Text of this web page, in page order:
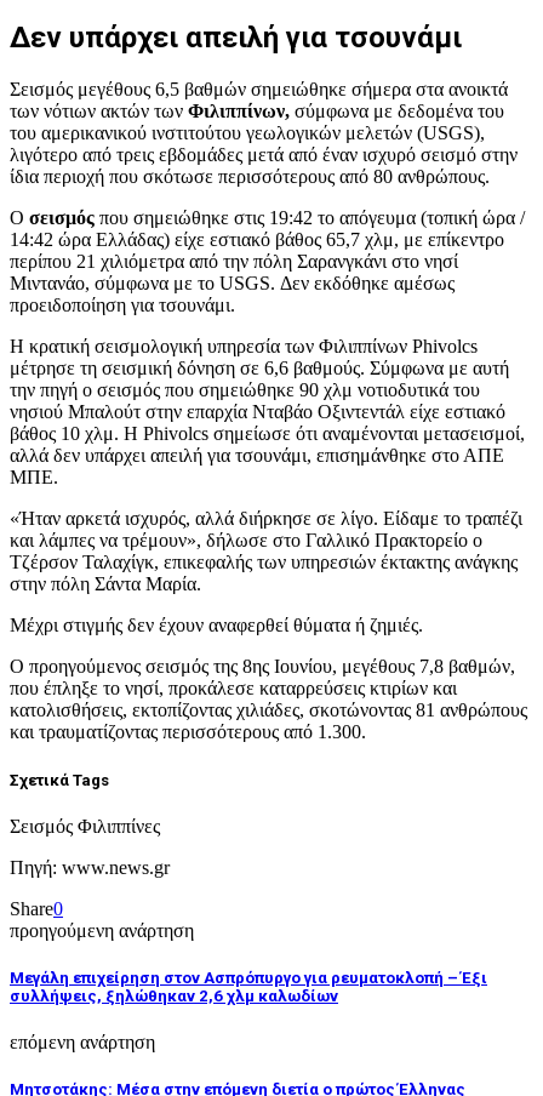
Δεν υπάρχει απειλή για τσουνάμι
Σεισμός μεγέθους 6,5 βαθμών σημειώθηκε σήμερα στα ανοικτά
των νότιων ακτών των Φιλιππίνων, σύμφωνα με δεδομένα του
του αμερικανικού ινστιτούτου γεωλογικών μελετών (USGS),
λιγότερο από τρεις εβδομάδες μετά από έναν ισχυρό σεισμό στην
ίδια περιοχή που σκότωσε περισσότερους από 80 ανθρώπους.
Ο σεισμός που σημειώθηκε στις 19:42 το απόγευμα (τοπική ώρα /
14:42 ώρα Ελλάδας) είχε εστιακό βάθος 65,7 χλμ, με επίκεντρο
περίπου 21 χιλιόμετρα από την πόλη Σαρανγκάνι στο νησί
Μιντανάο, σύμφωνα με το USGS. Δεν εκδόθηκε αμέσως
προειδοποίηση για τσουνάμι.
Η κρατική σεισμολογική υπηρεσία των Φιλιππίνων Phivolcs
μέτρησε τη σεισμική δόνηση σε 6,6 βαθμούς. Σύμφωνα με αυτή
την πηγή ο σεισμός που σημειώθηκε 90 χλμ νοτιοδυτικά του
νησιού Μπαλούτ στην επαρχία Νταβάο Οξιντεντάλ είχε εστιακό
βάθος 10 χλμ. Η Phivolcs σημείωσε ότι αναμένονται μετασεισμοί,
αλλά δεν υπάρχει απειλή για τσουνάμι, επισημάνθηκε στο ΑΠΕ
ΜΠΕ.
«Ήταν αρκετά ισχυρός, αλλά διήρκησε σε λίγο. Είδαμε το τραπέζι
και λάμπες να τρέμουν», δήλωσε στο Γαλλικό Πρακτορείο ο
Τζέρσον Ταλαχίγκ, επικεφαλής των υπηρεσιών έκτακτης ανάγκης
στην πόλη Σάντα Μαρία.
Μέχρι στιγμής δεν έχουν αναφερθεί θύματα ή ζημιές.
Ο προηγούμενος σεισμός της 8ης Ιουνίου, μεγέθους 7,8 βαθμών,
που έπληξε το νησί, προκάλεσε καταρρεύσεις κτιρίων και
κατολισθήσεις, εκτοπίζοντας χιλιάδες, σκοτώνοντας 81 ανθρώπους
και τραυματίζοντας περισσότερους από 1.300.
Σχετικά Tags
Σεισμός Φιλιππίνες
Πηγή: www.news.gr
Share0
προηγούμενη ανάρτηση
Μεγάλη επιχείρηση στον Ασπρόπυργο για ρευματοκλοπή – Έξι
συλλήψεις, ξηλώθηκαν 2,6 χλμ καλωδίων
επόμενη ανάρτηση
Μητσοτάκης: Μέσα στην επόμενη διετία ο πρώτος Έλληνας